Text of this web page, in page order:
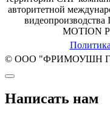
авторитетной
MOTION
© ООО "ФРИМОУШН
Написать нам